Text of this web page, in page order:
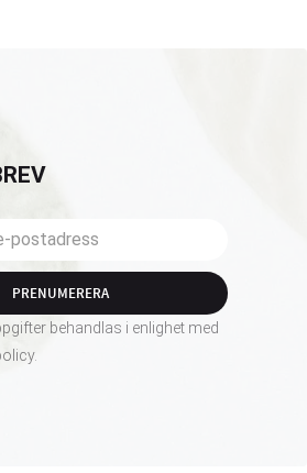
PRENUMERERA
behandlas i enlighet med
.